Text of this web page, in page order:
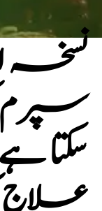
نسخہ
سپرم
سکتا
علاج